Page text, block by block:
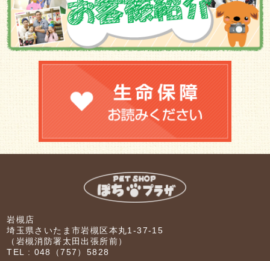
岩槻店
埼玉県さいたま市岩槻区本丸1-37-15
（岩槻消防署太田出張所前）
TEL : 048（757）5828